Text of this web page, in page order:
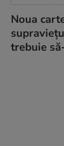
Noua
trebuie